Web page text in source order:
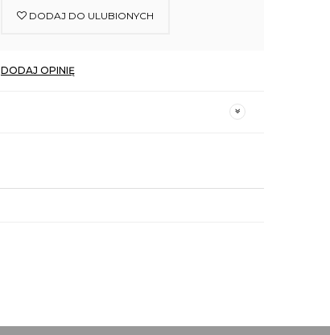
DODAJ DO ULUBIONYCH
DODAJ OPINIĘ